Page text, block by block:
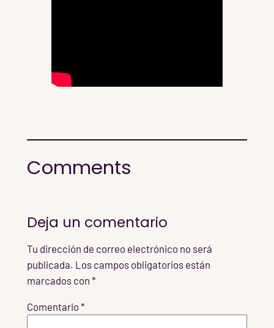
Comments
Deja un comentario
Tu dirección de correo electrónico no será
publicada. Los campos obligatorios están
marcados con *
Comentario *